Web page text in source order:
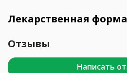
Лекарственная форма
Отзывы
Написать